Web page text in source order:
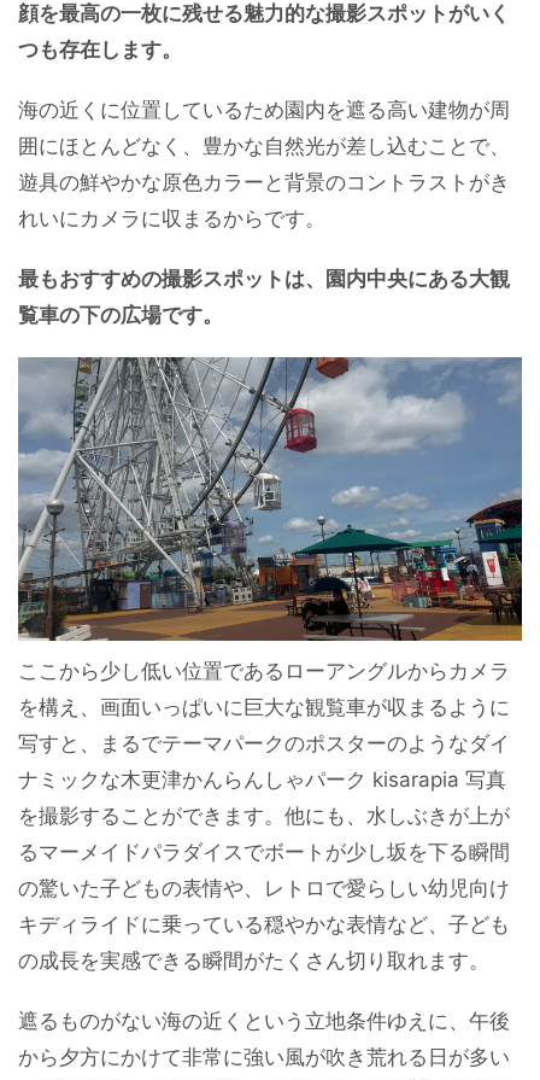
顔を最高の一枚に残せる魅力的な撮影スポットがいく
つも存在します。
海の近くに位置しているため園内を遮る高い建物が周
囲にほとんどなく、豊かな自然光が差し込むことで、
遊具の鮮やかな原色カラーと背景のコントラストがき
れいにカメラに収まるからです。
最もおすすめの撮影スポットは、園内中央にある大観
覧車の下の広場です。
ここから少し低い位置であるローアングルからカメラ
を構え、画面いっぱいに巨大な観覧車が収まるように
写すと、まるでテーマパークのポスターのようなダイ
ナミックな木更津かんらんしゃパーク kisarapia 写真
を撮影することができます。他にも、水しぶきが上が
るマーメイドパラダイスでボートが少し坂を下る瞬間
の驚いた子どもの表情や、レトロで愛らしい幼児向け
キディライドに乗っている穏やかな表情など、子ども
の成長を実感できる瞬間がたくさん切り取れます。
遮るものがない海の近くという立地条件ゆえに、午後
から夕方にかけて非常に強い風が吹き荒れる日が多い